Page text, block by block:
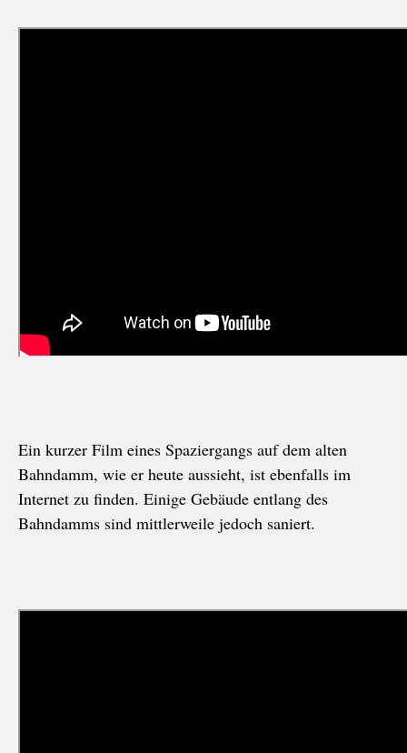
Ein kurzer Film eines Spaziergangs auf dem alten
Bahndamm, wie er heute aussieht, ist ebenfalls im
Internet zu finden. Einige Gebäude entlang des
Bahndamms sind mittlerweile jedoch saniert.